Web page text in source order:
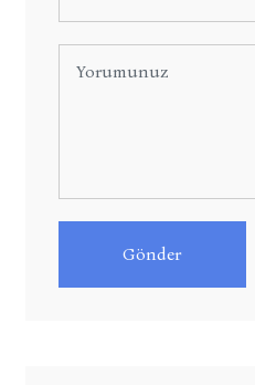
Gönder